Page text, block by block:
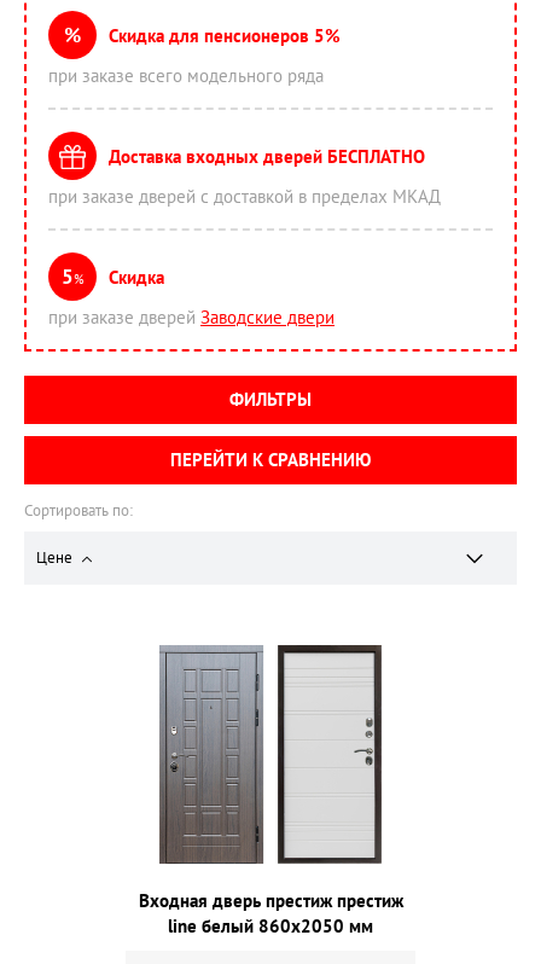
Сортировать по:
Цене
Входная дверь престиж престиж
line белый 860х2050 мм
%
Скидка для пенсионеров 5%
при заказе всего модельного ряда
Доставка входных дверей БЕСПЛАТНО
при заказе дверей с доставкой в пределах МКАД
5%
Скидка
при заказе дверей Заводские двери
ФИЛЬТРЫ
ПЕРЕЙТИ К СРАВНЕНИЮ